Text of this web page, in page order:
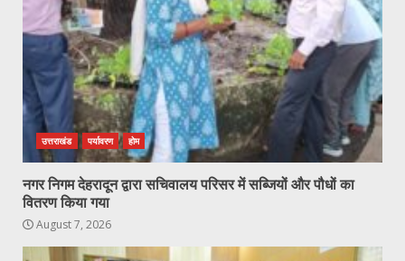
उत्तराखंड पर्यावरण होम
नगर निगम देहरादून द्वारा सचिवालय परिसर में सब्जियों और पौधों का
वितरण किया गया
August 7, 2026